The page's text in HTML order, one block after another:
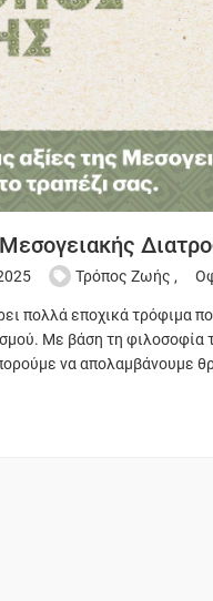
Τρόπος Ζωής ,
πολλά εποχικά τρόφιμα
Με βάση τη
να απολαμβάνουμε